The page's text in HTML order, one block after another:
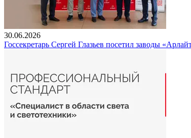
30.06.2026
Госсекретарь Сергей Глазьев посетил заводы